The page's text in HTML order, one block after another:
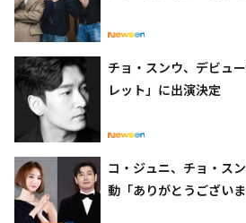
チョ・スンウ、デビュ
レット」に出演決定
コ・ジュニ、チョ・ス
動「ありがとうございま